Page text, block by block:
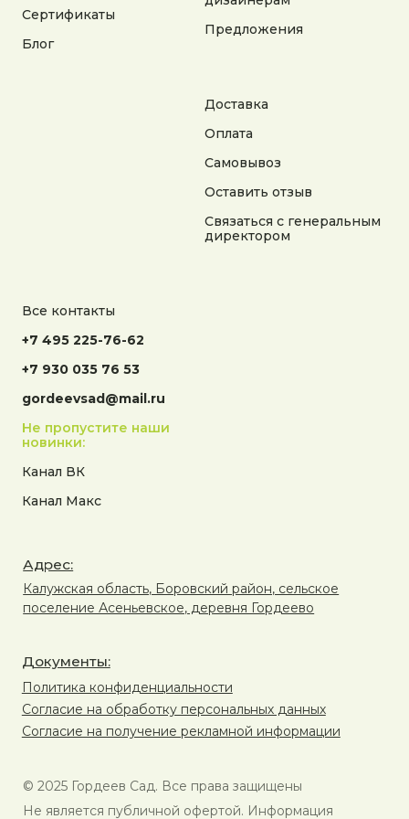
Сертификаты
Блог
Предложения
Доставка
Оплата
Самовывоз
Оставить отзыв
Связаться с генеральным
директором
Все контакты
+7 495 225-76-62
+7 930 035 76 53
gordeevsad@mail.ru
Не пропустите наши
новинки:
Канал ВК
Канал Макс
Разработка сайта